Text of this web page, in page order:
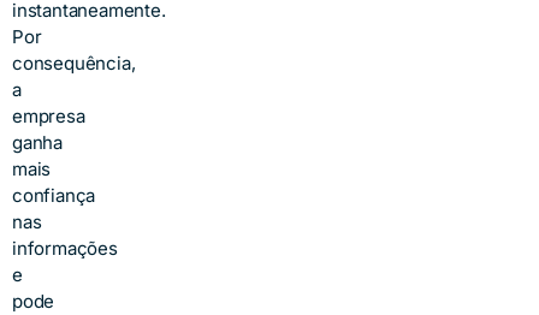
instantaneamente.
Por
consequência,
a
empresa
ganha
mais
confiança
nas
informações
e
pode